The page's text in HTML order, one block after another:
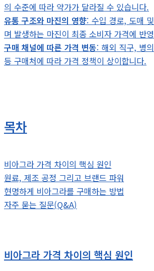
의 수준에 따라 약가가 달라질 수 있습니다.
유통 구조와 마진의 영향: 수입 경로, 도매
며 발생하는 마진이 최종 소비자 가격에 반
구매 채널에 따른 가격 변동: 해외 직구, 병
등 구매처에 따라 가격 정책이 상이합니다.
목차
비아그라 가격 차이의 핵심 원인
원료, 제조 공정 그리고 브랜드 파워
현명하게 비아그라를 구매하는 방법
자주 묻는 질문(Q&A)
비아그라 가격 차이의 핵심 원인